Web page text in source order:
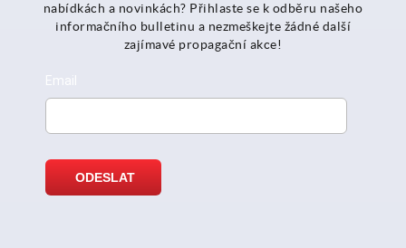
nabídkách a novinkách? Přihlaste se k odběru našeho
informačního bulletinu a nezmeškejte žádné další
zajímavé propagační akce!